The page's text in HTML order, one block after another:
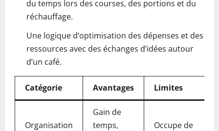
du temps lors des courses, des portions et du
réchauffage.
Une logique d’optimisation des dépenses et des
ressources avec des échanges d’idées autour
d’un café.
Catégorie Avantages Limites
Organisation
Gain de
temps,
Occupe de